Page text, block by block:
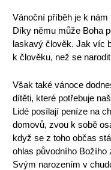
Vánoční příběh je k
Díky němu může Boha
laskavý člověk. Jak víc
k člověku, než se
Však také vánoce
dítěti, které potřebuje
Lidé posílají peníze na
domovů, zvou k sobě
když se z toho občas
ohlas původního Božího
Svým narozením v